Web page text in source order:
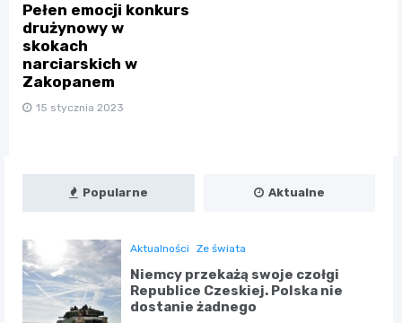
Pełen emocji konkurs
drużynowy w
skokach
narciarskich w
Zakopanem
15 stycznia 2023
Popularne Aktualne
Aktualności Ze świata
Niemcy przekażą swoje czołgi
Republice Czeskiej. Polska nie
dostanie żadnego